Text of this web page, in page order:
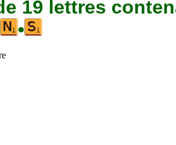
19 lettres
•